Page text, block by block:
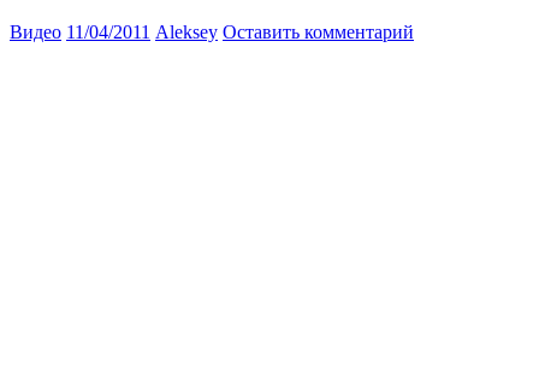
Видео 11/04/2011 Aleksey Оставить комментарий